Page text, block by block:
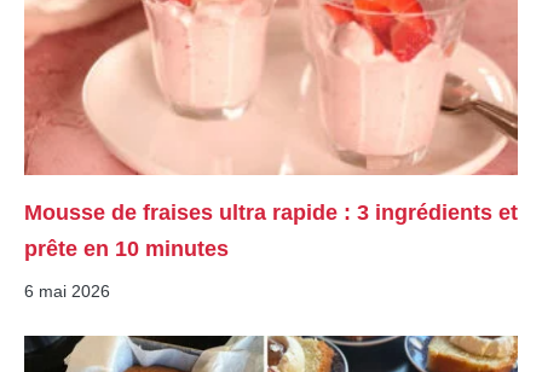
Mousse de fraises ultra rapide : 3 ingrédients et
prête en 10 minutes
6 mai 2026